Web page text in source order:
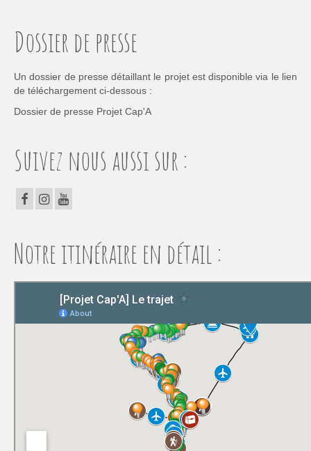
Dossier de presse
Un dossier de presse détaillant le projet est disponible via le lien
de téléchargement ci-dessous :
Dossier de presse Projet Cap'A
Suivez nous aussi sur :
Notre itinéraire en détail :